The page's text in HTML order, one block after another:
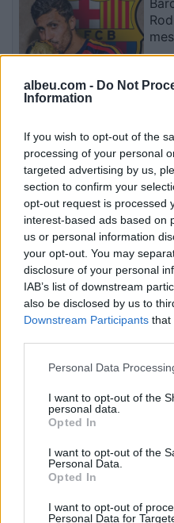
albeu.com - Do Not
Information
If you wish to opt-out of the
processing of your personal
targeted advertising by us,
section to confirm your
opt-out request is processed
interest-based ads based on
us or personal information
your opt-out. You may
disclosure of your personal
IAB’s list of downstream
also be disclosed by us to
Downstream Participants that
Personal Data
I want to opt-out of the
personal data.
Opted In
I want to opt-out of the
Personal Data.
Opted In
I want to opt-out of
Personal Data for
Esim for Global
Esim for USA| Esim for